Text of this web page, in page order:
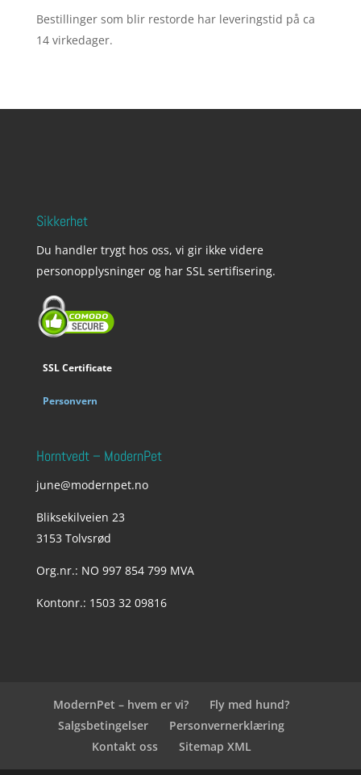
Bestillinger som blir restorde har leveringstid på ca
14 virkedager.
Sikkerhet
Du handler trygt hos oss, vi gir ikke videre
personopplysninger og har SSL sertifisering.
SSL Certificate
Personvern
Horntvedt – ModernPet
june@modernpet.no
Bliksekilveien 23
3153 Tolvsrød
Org.nr.: NO 997 854 799 MVA
Kontonr.: 1503 32 09816
ModernPet – hvem er vi?
Fly med hund?
Salgsbetingelser
Personvernerklæring
Kontakt oss
Sitemap XML